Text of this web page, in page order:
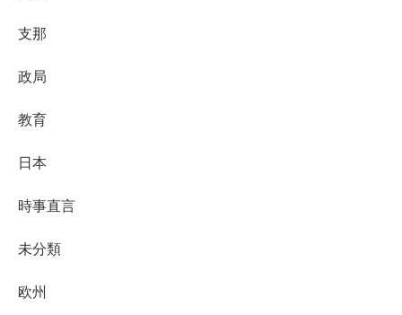
支那
政局
教育
日本
時事直言
未分類
欧州